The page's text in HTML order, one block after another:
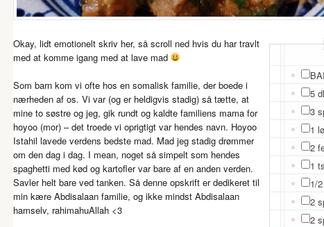
5
3
1
2
1
1/
2
2
Okay, lidt emotionelt skriv her, så scroll ned hvis du har travlt
med at komme igang med at lave mad
Som barn kom vi ofte hos en somalisk familie, der boede i
nærheden af os. Vi var (og er heldigvis stadig) så tætte, at
mine to søstre og jeg, gik rundt og kaldte familiens mama for
hoyoo (mor) – det troede vi oprigtigt var hendes navn. Hoyoo
Istahil lavede verdens bedste mad. Mad jeg stadig drømmer
om den dag i dag. I mean, noget så simpelt som hendes
spaghetti med kød og kartofler var bare af en anden verden.
Savler helt bare ved tanken. Så denne opskrift er dedikeret til
min kære Abdisalaan familie, og ikke mindst Abdisalaan
hamselv, rahimahuAllah <3